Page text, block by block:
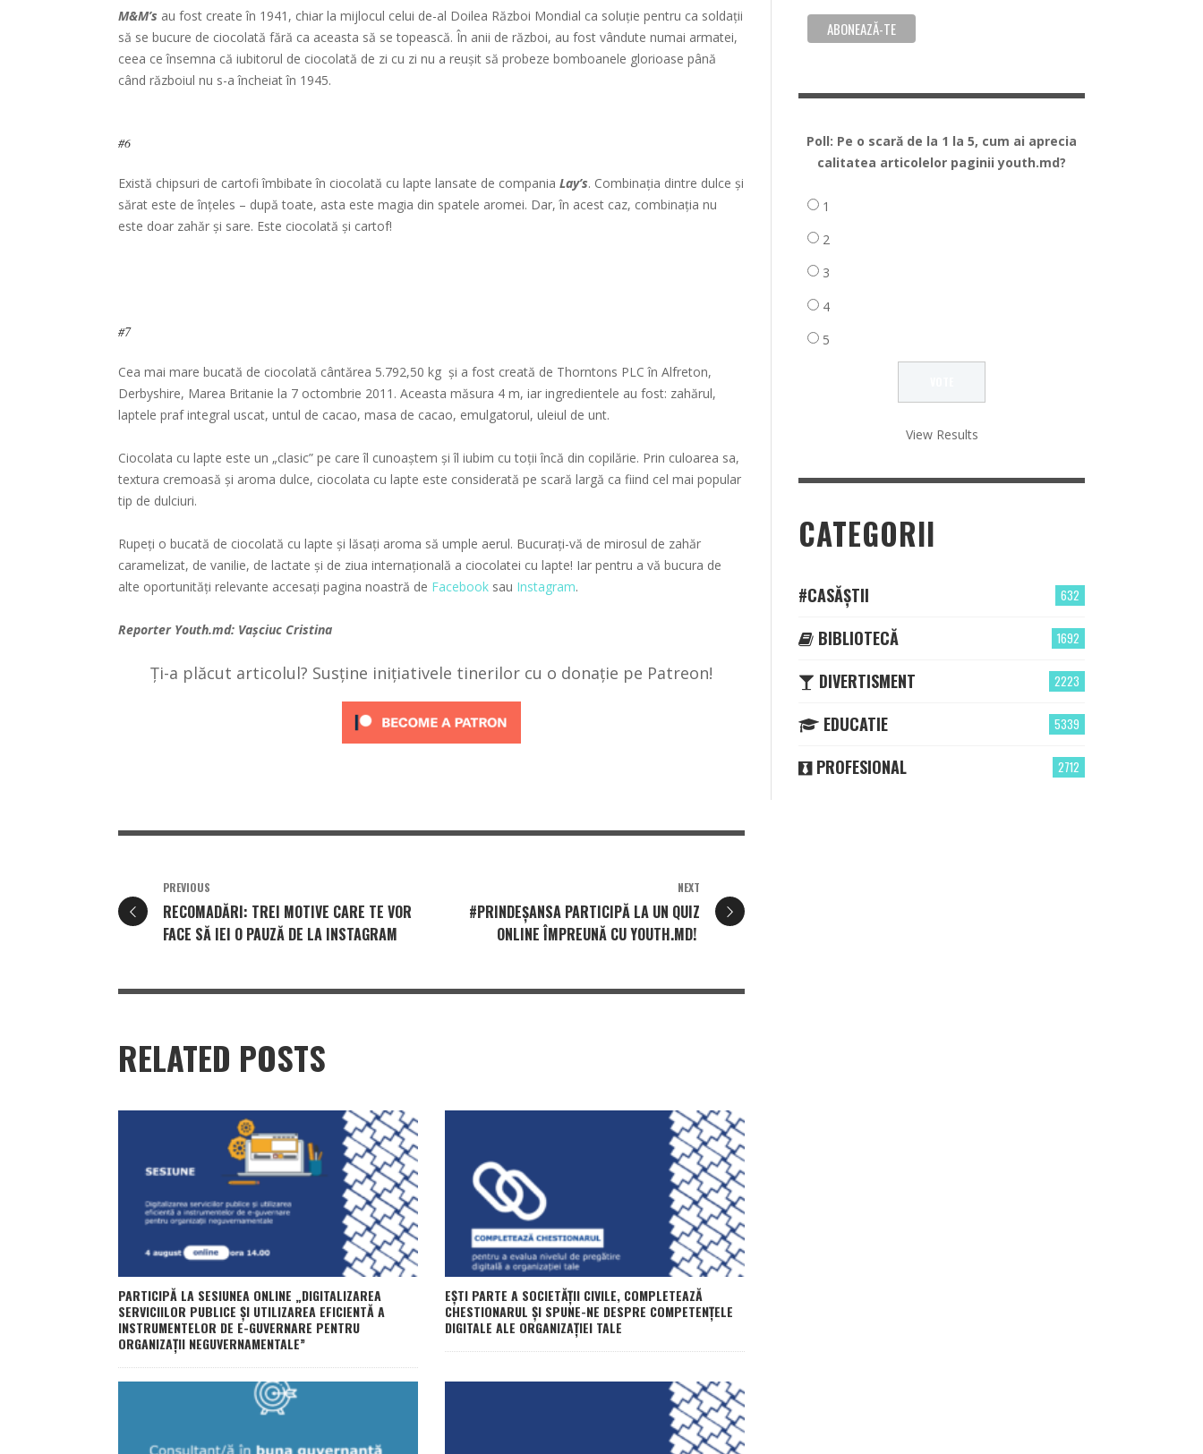
M&M’s au fost create în 1941, chiar la mijlocul celui de-al Doilea Război Mondial ca soluție pentru ca soldații
să se bucure de ciocolată fără ca aceasta să se topească. În anii de război, au fost vândute numai armatei,
ceea ce însemna că iubitorul de ciocolată de zi cu zi nu a reușit să probeze bomboanele glorioase până
când războiul nu s-a încheiat în 1945.
#6
Există chipsuri de cartofi îmbibate în ciocolată cu lapte lansate de compania Lay’s. Combinația dintre dulce și
sărat este de înțeles – după toate, asta este magia din spatele aromei. Dar, în acest caz, combinația nu
este doar zahăr și sare. Este ciocolată și cartof!
#7
Cea mai mare bucată de ciocolată cântărea 5.792,50 kg și a fost creată de Thorntons PLC în Alfreton,
Derbyshire, Marea Britanie la 7 octombrie 2011. Aceasta măsura 4 m, iar ingredientele au fost: zahărul,
laptele praf integral uscat, untul de cacao, masa de cacao, emulgatorul, uleiul de unt.
Ciocolata cu lapte este un „clasic” pe care îl cunoaștem și îl iubim cu toții încă din copilărie. Prin culoarea sa,
textura cremoasă și aroma dulce, ciocolata cu lapte este considerată pe scară largă ca fiind cel mai popular
tip de dulciuri.
Rupeți o bucată de ciocolată cu lapte și lăsați aroma să umple aerul. Bucurați-vă de mirosul de zahăr
caramelizat, de vanilie, de lactate și de ziua internațională a ciocolatei cu lapte! Iar pentru a vă bucura de
alte oportunități relevante accesați pagina noastră de Facebook sau Instagram.
Reporter Youth.md: Vașciuc Cristina
Ți-a plăcut articolul? Susține inițiativele tinerilor cu o donație pe Patreon!
PREVIOUS
RECOMADĂRI: TREI MOTIVE CARE TE VOR
FACE SĂ IEI O PAUZĂ DE LA INSTAGRAM
NEXT
#PRINDEŞANSA PARTICIPĂ LA UN QUIZ
ONLINE ÎMPREUNĂ CU YOUTH.MD!
RELATED POSTS
PARTICIPĂ LA SESIUNEA ONLINE „DIGITALIZAREA
SERVICIILOR PUBLICE ȘI UTILIZAREA EFICIENTĂ A
INSTRUMENTELOR DE E-GUVERNARE PENTRU
ORGANIZAȚII NEGUVERNAMENTALE”
EȘTI PARTE A SOCIETĂȚII CIVILE, COMPLETEAZĂ
CHESTIONARUL ȘI SPUNE-NE DESPRE COMPETENȚELE
DIGITALE ALE ORGANIZAȚIEI TALE
Poll: Pe o scară de la 1 la 5, cum ai aprecia
calitatea articolelor paginii youth.md?
1
2
3
4
5
View Results
CATEGORII
632
#CASĂȘTII
1692
BIBLIOTECĂ
2223
DIVERTISMENT
5339
EDUCATIE
2712
PROFESIONAL